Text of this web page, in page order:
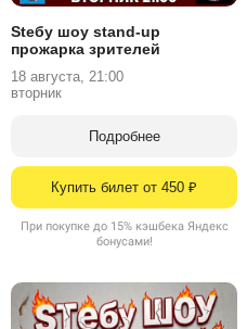
Stебу шоу stand-up
прожарка зрителей
18 августа, 21:00
вторник
Подробнее
Купить билет от 450 ₽
При покупке до 15% кэшбека Яндекс
бонусами!